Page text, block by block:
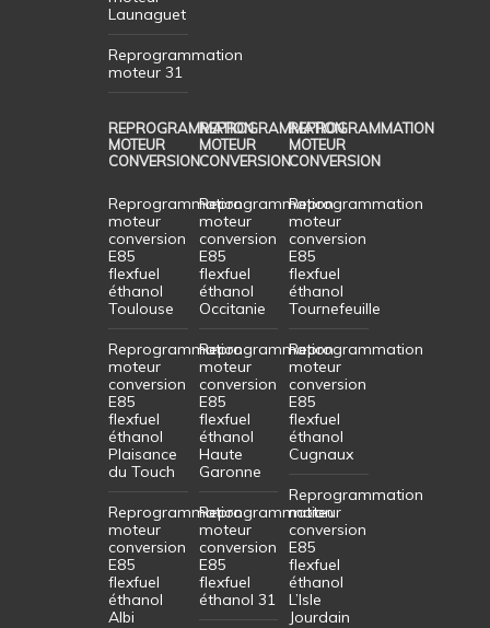
Launaguet
Reprogrammation
moteur 31
REPROGRAMMATION
MOTEUR
CONVERSION
Reprogrammation
moteur
conversion
E85
flexfuel
éthanol
Toulouse
Reprogrammation
moteur
conversion
E85
flexfuel
éthanol
Plaisance
du Touch
Reprogrammation
moteur
conversion
E85
flexfuel
éthanol
Albi
REPROGRAMMATION
MOTEUR
CONVERSION
Reprogrammation
moteur
conversion
E85
flexfuel
éthanol
Occitanie
Reprogrammation
moteur
conversion
E85
flexfuel
éthanol
Haute
Garonne
Reprogrammation
moteur
conversion
E85
flexfuel
éthanol 31
REPROGRAMMATION
MOTEUR
CONVERSION
Reprogrammation
moteur
conversion
E85
flexfuel
éthanol
Tournefeuille
Reprogrammation
moteur
conversion
E85
flexfuel
éthanol
Cugnaux
Reprogrammation
moteur
conversion
E85
flexfuel
éthanol
L’Isle
Jourdain